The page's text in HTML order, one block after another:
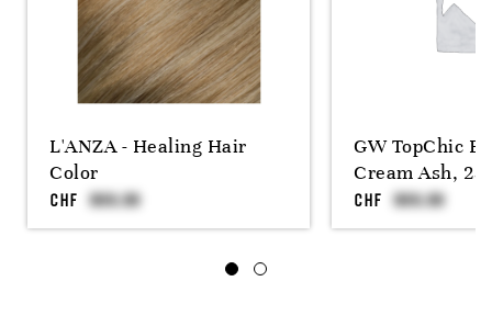
L'ANZA - Healing Hair
Color
CHF
GW TopChic
Cream Ash,
CHF